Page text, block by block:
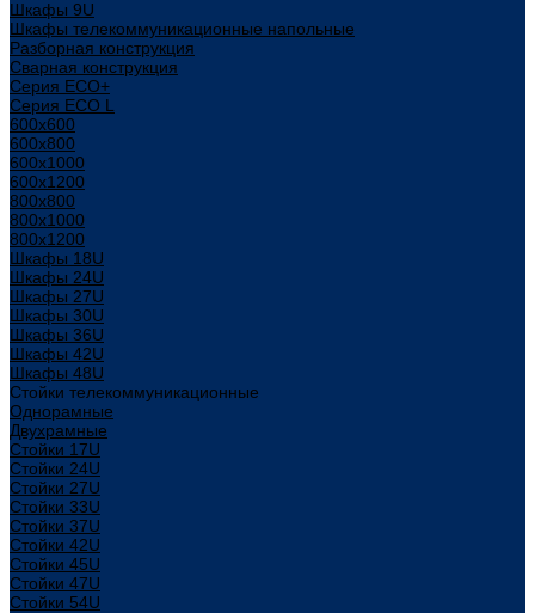
Шкафы 9U
Шкафы телекоммуникационные напольные
Разборная конструкция
Сварная конструкция
Серия ECO+
Серия ECO L
600x600
600x800
600х1000
600х1200
800x800
800х1000
800х1200
Шкафы 18U
Шкафы 24U
Шкафы 27U
Шкафы 30U
Шкафы 36U
Шкафы 42U
Шкафы 48U
Стойки телекоммуникационные
Однорамные
Двухрамные
Стойки 17U
Стойки 24U
Стойки 27U
Стойки 33U
Стойки 37U
Стойки 42U
Стойки 45U
Стойки 47U
Стойки 54U